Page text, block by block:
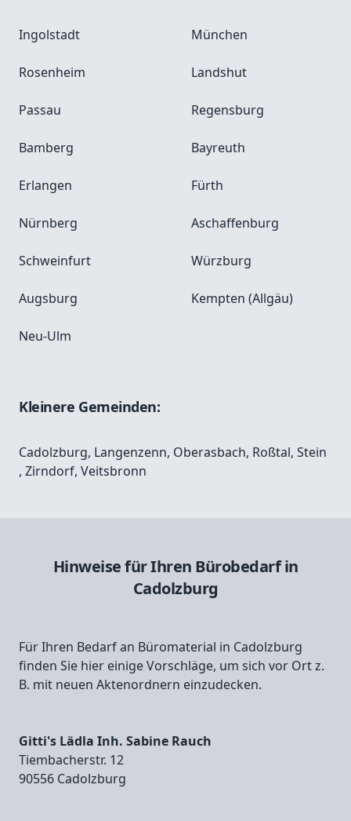
Ingolstadt München
Rosenheim Landshut
Passau Regensburg
Bamberg Bayreuth
Erlangen Fürth
Nürnberg Aschaffenburg
Schweinfurt Würzburg
Augsburg Kempten (Allgäu)
Neu-Ulm
Kleinere Gemeinden:
Cadolzburg, Langenzenn, Oberasbach, Roßtal, Stein
, Zirndorf, Veitsbronn
Hinweise für Ihren Bürobedarf in
Cadolzburg
Für Ihren Bedarf an Büromaterial in Cadolzburg
finden Sie hier einige Vorschläge, um sich vor Ort z.
B. mit neuen Aktenordnern einzudecken.
Gitti's Lädla Inh. Sabine Rauch
Tiembacherstr. 12
90556 Cadolzburg